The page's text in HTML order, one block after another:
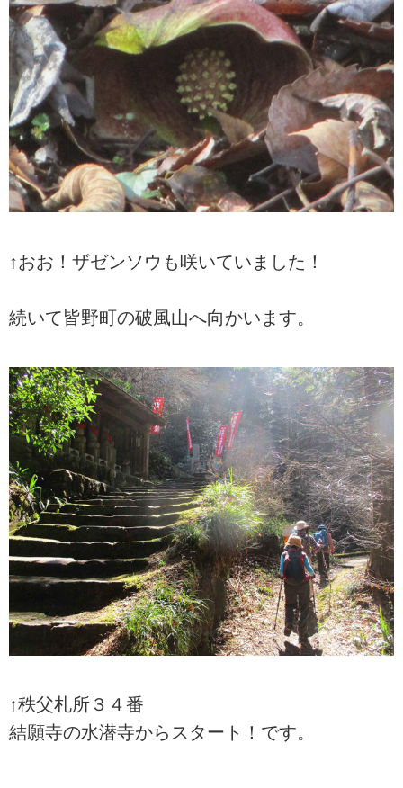
↑おお！ザゼンソウも咲いていました！
続いて皆野町の破風山へ向かいます。
↑秩父札所３４番
結願寺の水潜寺からスタート！です。